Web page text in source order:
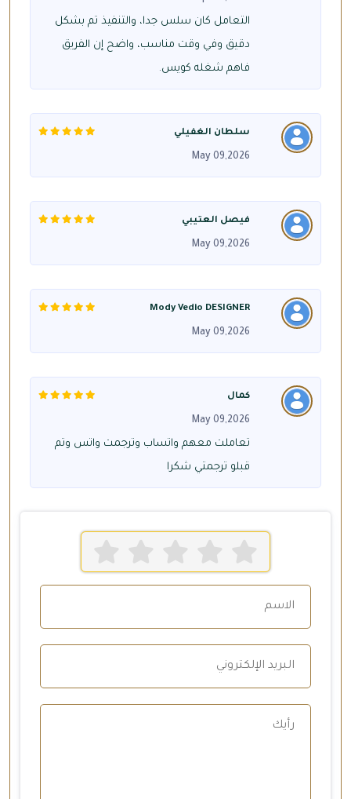
التعامل كان سلس جدا، والتنفيذ تم بشكل
دقيق وفي وقت مناسب، واضح إن الفريق
فاهم شغله كويس.
سلطان الغفيلي
May 09,2026
فيصل العتيبي
May 09,2026
Mody Vedio DESIGNER
May 09,2026
كمال
May 09,2026
تعاملت معهم واتساب وترجمت واتس وتم
قبلو ترجمتي شكرا